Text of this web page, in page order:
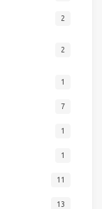
2
2
1
7
1
1
11
13